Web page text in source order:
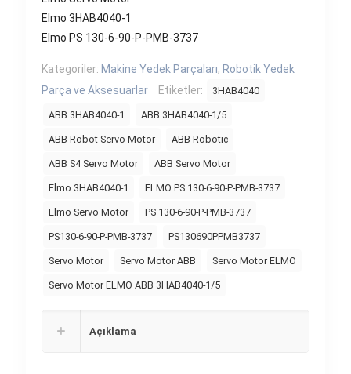
Elmo 3HAB4040-1
Elmo PS 130-6-90-P-PMB-3737
Kategoriler: Makine Yedek Parçaları, Robotik Yedek
Parça ve Aksesuarlar
Etiketler: 3HAB4040
ABB 3HAB4040-1 ABB 3HAB4040-1/5
ABB Robot Servo Motor ABB Robotic
ABB S4 Servo Motor ABB Servo Motor
Elmo 3HAB4040-1 ELMO PS 130-6-90-P-PMB-3737
Elmo Servo Motor PS 130-6-90-P-PMB-3737
PS130-6-90-P-PMB-3737 PS130690PPMB3737
Servo Motor Servo Motor ABB Servo Motor ELMO
Servo Motor ELMO ABB 3HAB4040-1/5
Açıklama